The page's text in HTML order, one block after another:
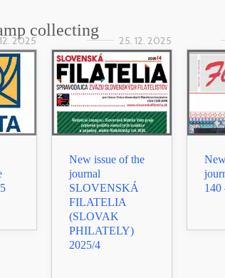
collecting
2025 25. 12. 2025
New issue of the
journal
SLOVENSKÁ
FILATELIA
(SLOVAK
PHILATELY)
2025/4
140